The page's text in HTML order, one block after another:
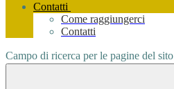
Contatti
Come raggiungerci
Contatti
Campo di ricerca per le pagine del sito